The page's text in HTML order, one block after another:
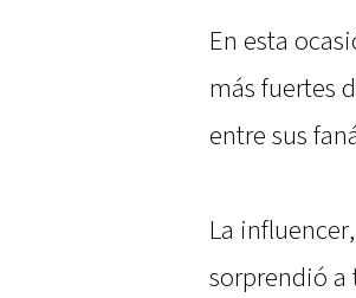
En esta
más fuertes
entre sus
La
sorprendió a